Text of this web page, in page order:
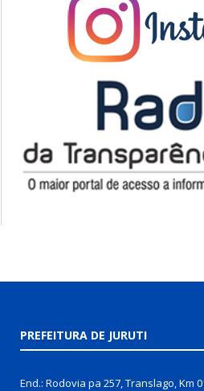
PREFEITURA DE JURUTI
End.: Rodovia pa 257, Translago, Km